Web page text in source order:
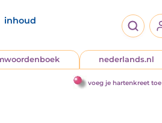
inhoud
nederlands.nl
voeg je hartenkreet toe